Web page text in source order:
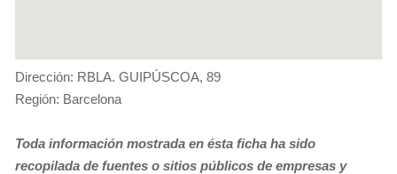
Dirección: RBLA. GUIPÚSCOA, 89
Región: Barcelona
Toda información mostrada en ésta ficha ha sido
recopilada de fuentes o sitios públicos de empresas y